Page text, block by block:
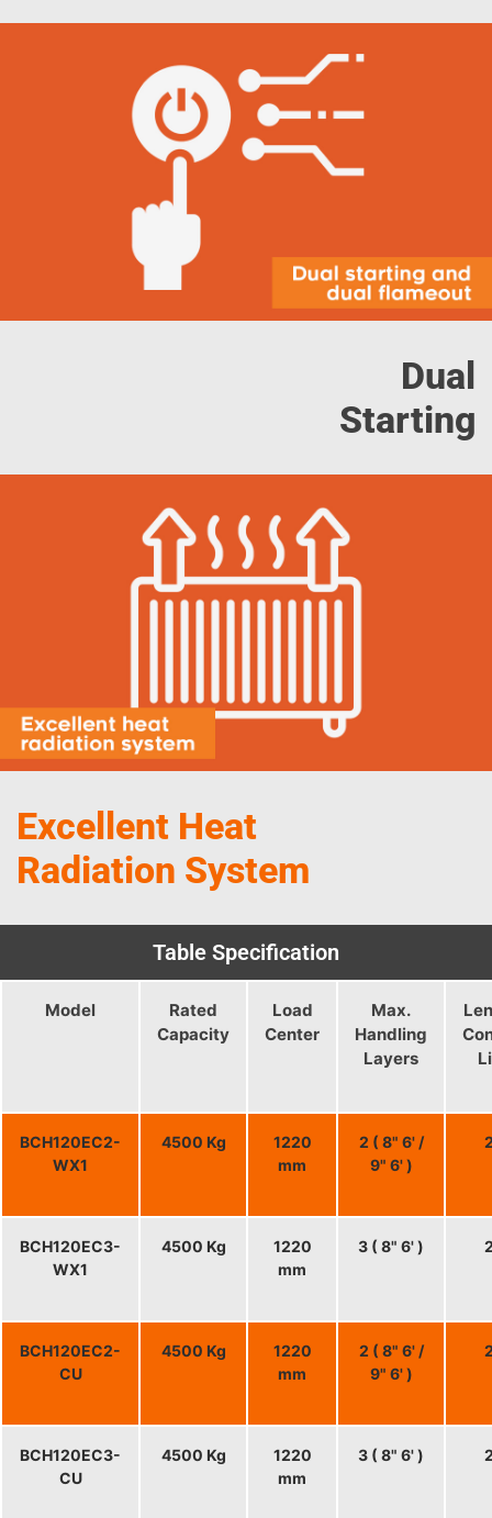
Dual
Starting
Excellent Heat
Radiation System
Table Specification
Model
Rated
Capacity
Load
Center
Max.
Handling
Layers
BCH120EC2-
WX1
4500 Kg
1220
mm
2 ( 8" 6' /
9" 6' )
BCH120EC3-
WX1
4500 Kg
1220
mm
3 ( 8" 6' )
BCH120EC2-
CU
4500 Kg
1220
mm
2 ( 8" 6' /
9" 6' )
BCH120EC3-
CU
4500 Kg
1220
mm
3 ( 8" 6' )